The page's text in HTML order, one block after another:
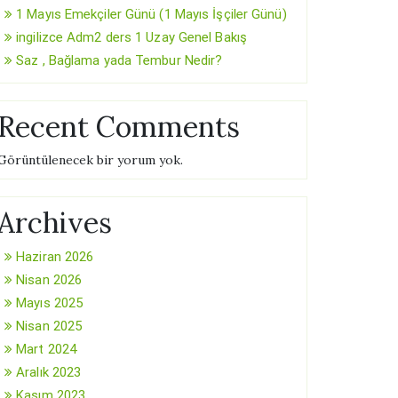
1 Mayıs Emekçiler Günü (1 Mayıs İşçiler Günü)
ingilizce Adm2 ders 1 Uzay Genel Bakış
Saz , Bağlama yada Tembur Nedir?
Recent Comments
bir yorum yok.
Haziran 2026
Nisan 2026
Mayıs 2025
Nisan 2025
Mart 2024
Aralık 2023